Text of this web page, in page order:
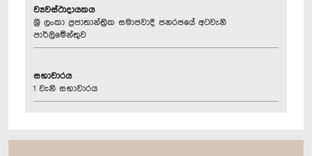
ව්‍යවස්ථාදායකය
ශ්‍රී ලංකා ප්‍රජාතාන්ත්‍රික සමාජවාදී ජනරජයේ අටවැනි
පාර්ලිමේන්තුව
සභාවාරය
1 වැනි සභාවාරය